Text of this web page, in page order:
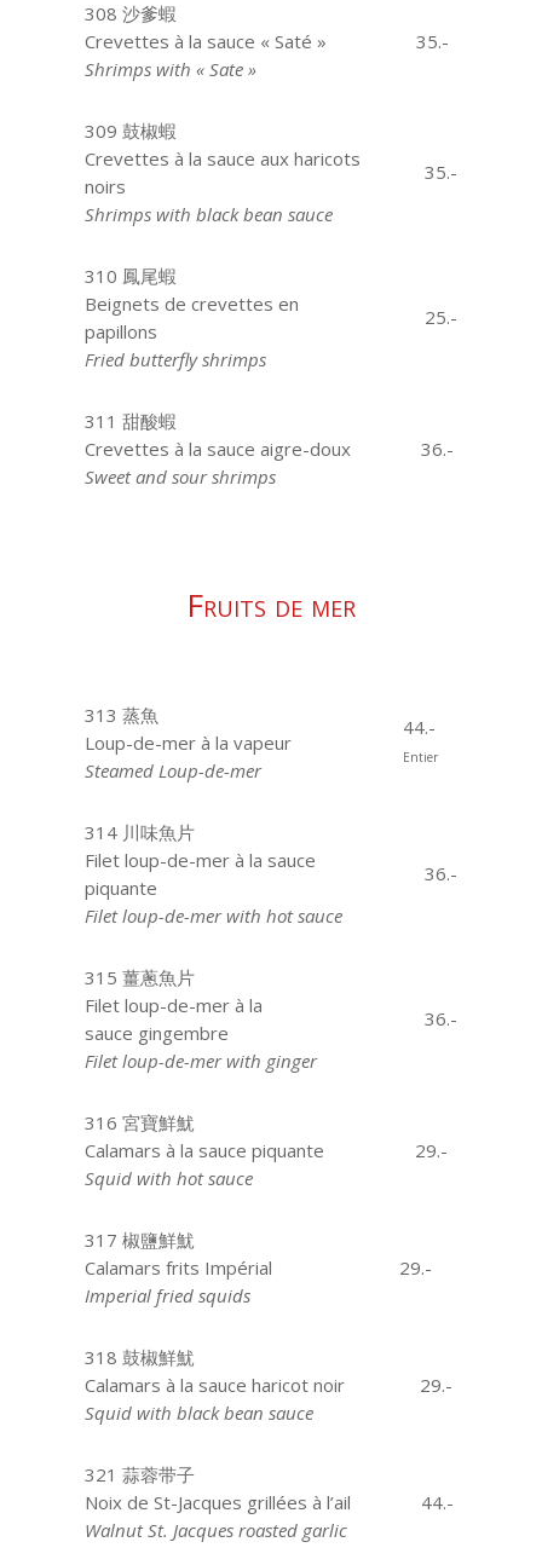
308 沙爹蝦
Crevettes à la sauce « Saté »
Shrimps with « Sate »
35.-
309 鼓椒蝦
Crevettes à la sauce aux haricots
noirs
Shrimps with black bean sauce
35.-
310 鳳尾蝦
Beignets de crevettes en
papillons
Fried butterfly shrimps
25.-
311 甜酸蝦
Crevettes à la sauce aigre-doux
Sweet and sour shrimps
36.-
Fruits de mer
313 蒸魚
Loup-de-mer à la vapeur
Steamed Loup-de-mer
44.-
Entier
314 川味魚片
Filet loup-de-mer à la sauce
piquante
Filet loup-de-mer with hot sauce
36.-
315 薑蔥魚片
Filet loup-de-mer à la
sauce gingembre
Filet loup-de-mer with ginger
36.-
316 宮寶鮮魷
Calamars à la sauce piquante
Squid with hot sauce
29.-
317 椒鹽鮮魷
Calamars frits Impérial
Imperial fried squids
29.-
318 鼓椒鮮魷
Calamars à la sauce haricot noir
Squid with black bean sauce
29.-
321 蒜蓉带子
Noix de St-Jacques grillées à l’ail
Walnut St. Jacques roasted garlic
44.-